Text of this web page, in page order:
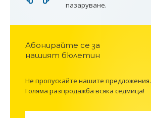
пазаруване.
Абонирайте се за
нашият бюлетин
Не пропускайте нашите предложения.
Голяма разпродажба всяка седмица!